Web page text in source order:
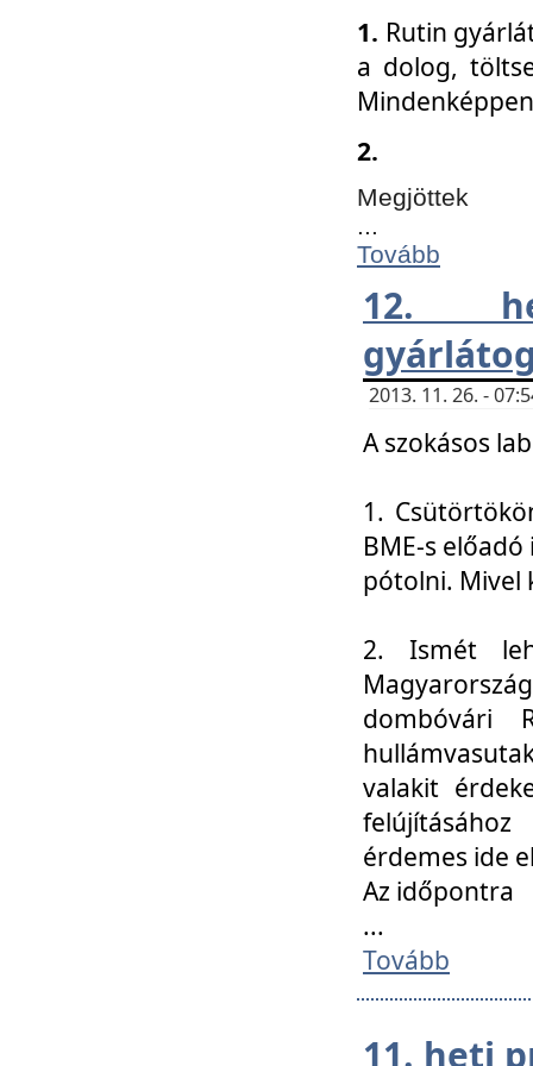
1. Rutin
a dolog,
2.
Megjöttek
...
Tovább
12.
2013. 11. 26. -
A szokásos
1.
BME-s
pótolni. Mivel
2. Ismét
dombóvári
valakit
érdemes ide
Az időpontra
...
Tovább
11. heti